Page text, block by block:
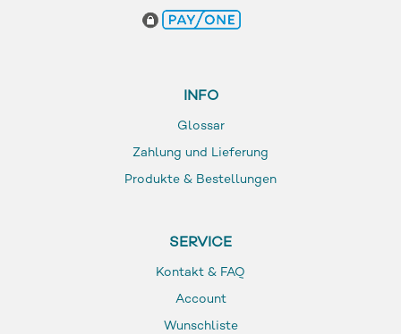
INFO
Glossar
Zahlung und Lieferung
Produkte & Bestellungen
SERVICE
Kontakt & FAQ
Account
Wunschliste